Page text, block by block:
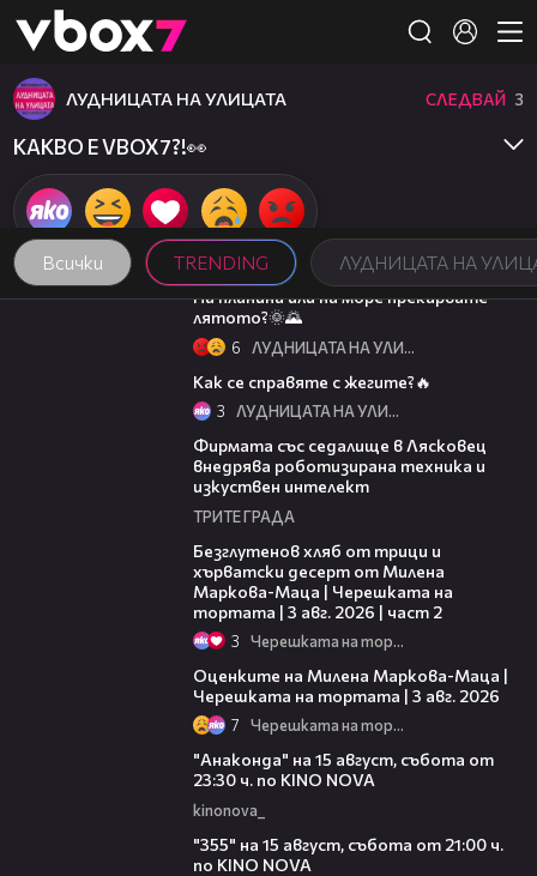
👾
Всички TRENDING ЛУДНИЦАТА НА
ЛУДНИЦАТА НА УЛИЦАТА СЛЕДВАЙ 3
КАКВО Е VBOX7?!👀
01:12
На планина или на море прекарвате
лятото?🌞🌄
6 ЛУДНИЦАТА НА УЛИЦАТА
Как се справяте с жегите?🔥
3 ЛУДНИЦАТА НА УЛИЦАТА
Фирмата със седалище в Лясковец
внедрява роботизирана техника и
изкуствен интелект
ТРИТЕ ГРАДА
Безглутенов хляб от трици и
хърватски десерт от Милена
Маркова-Маца | Черешката на
тортата | 3 авг. 2026 | част 2
3 Черешката на тортата
Оценките на Милена Маркова-Маца |
Черешката на тортата | 3 авг. 2026
7 Черешката на тортата
"Анаконда" на 15 август, събота от
23:30 ч. по KINO NOVA
kinonova_
"355" на 15 август, събота от 21:00 ч.
по KINO NOVA